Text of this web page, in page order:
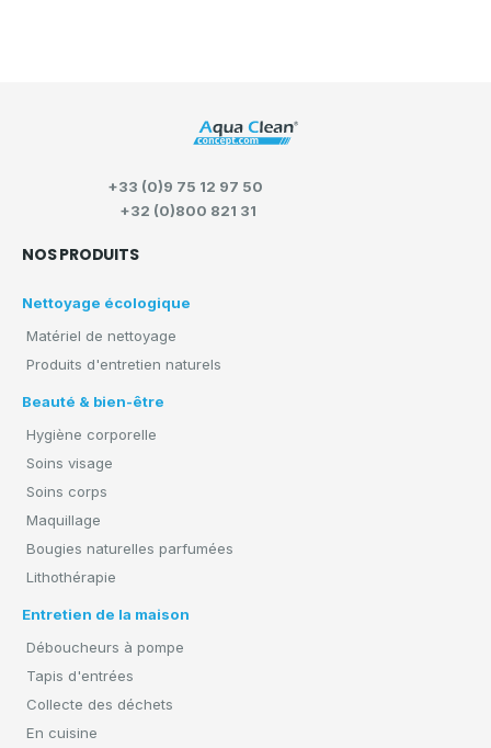
NOS PRODUITS
Nettoyage écologique
Matériel de nettoyage
Produits d'entretien naturels
Beauté & bien-être
Hygiène corporelle
Soins visage
Soins corps
Maquillage
Bougies naturelles parfumées
Lithothérapie
Entretien de la maison
Déboucheurs à pompe
Tapis d'entrées
Collecte des déchets
En cuisine
+33 (0)9 75 12 97 50
+32 (0)800 821 31